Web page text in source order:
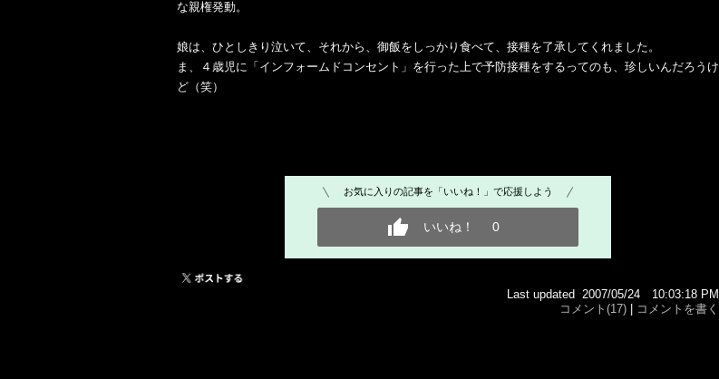
な親権発動。
娘は、ひとしきり泣いて、それから、御飯をしっかり食べて、接種を了承してくれました。
ま、４歳児に「インフォームドコンセント」を行った上で予防接種をするってのも、珍しいんだろうけ
ど（笑）
お気に入りの記事を「いいね！」で応援しよう
いいね！ 0
Last updated 2007/05/24 10:03:18 PM
コメント(17)
コメントを書く